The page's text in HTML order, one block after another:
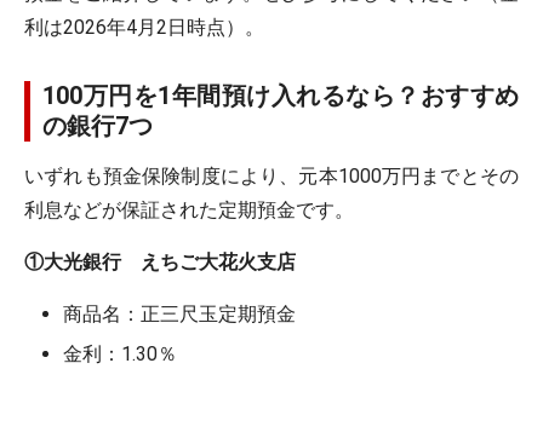
利は2026年4月2日時点）。
100万円を1年間預け入れるなら？おすすめ
の銀行7つ
いずれも預金保険制度により、元本1000万円までとその
利息などが保証された定期預金です。
①大光銀行 えちご大花火支店
商品名：正三尺玉定期預金
金利：1.30％